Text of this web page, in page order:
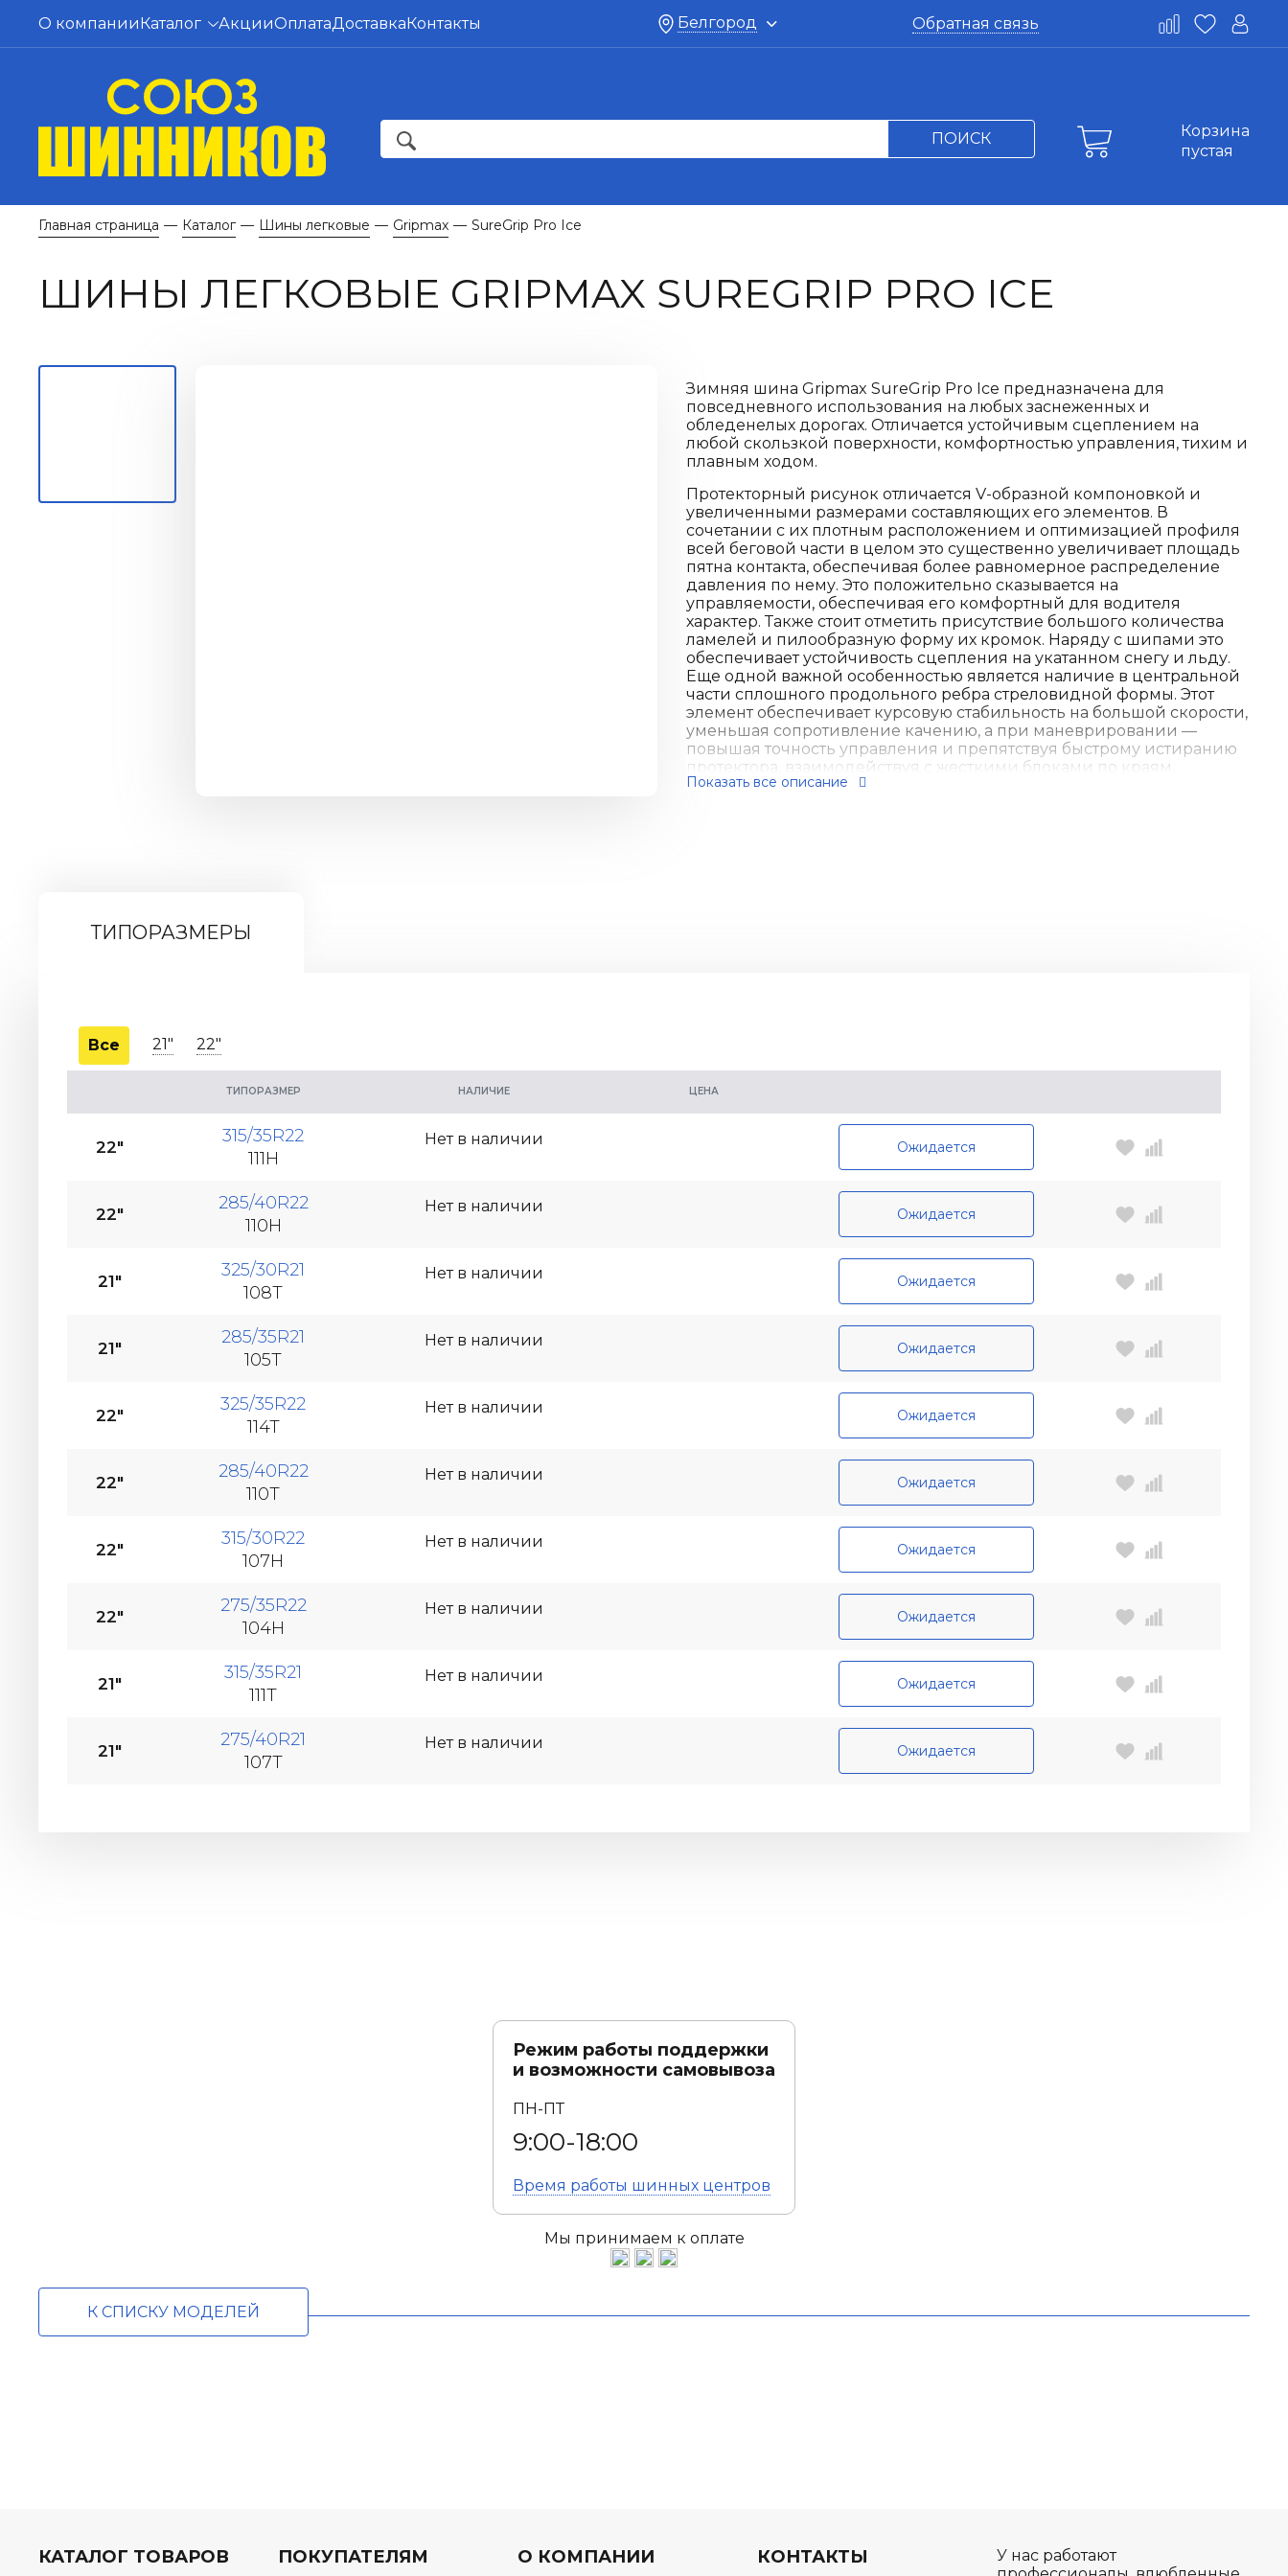
О компанииКаталог АкцииОплатаДоставкаКонтакты Белгород Обратная связь
ПОИСК
Корзина
пустая
Главная страница — Каталог — Шины легковые — Gripmax — SureGrip Pro Ice
ШИНЫ ЛЕГКОВЫЕ GRIPMAX SUREGRIP PRO ICE
Зимняя шина Gripmax SureGrip Pro Ice предназначена для
повседневного использования на любых заснеженных и
обледенелых дорогах. Отличается устойчивым сцеплением на
любой скользкой поверхности, комфортностью управления, тихим и
плавным ходом.
Протекторный рисунок отличается V-образной компоновкой и
увеличенными размерами составляющих его элементов. В
сочетании с их плотным расположением и оптимизацией профиля
всей беговой части в целом это существенно увеличивает площадь
пятна контакта, обеспечивая более равномерное распределение
давления по нему. Это положительно сказывается на
управляемости, обеспечивая его комфортный для водителя
характер. Также стоит отметить присутствие большого количества
ламелей и пилообразную форму их кромок. Наряду с шипами это
обеспечивает устойчивость сцепления на укатанном снегу и льду.
Еще одной важной особенностью является наличие в центральной
части сплошного продольного ребра стреловидной формы. Этот
элемент обеспечивает курсовую стабильность на большой скорости,
уменьшая сопротивление качению, а при маневрировании —
повышая точность управления и препятствуя быстрому истиранию
протектора, взаимодействуя с жесткими блоками по краям.
Показать все описание
ТИПОРАЗМЕРЫ
Все 21" 22"
ТИПОРАЗМЕР НАЛИЧИЕ ЦЕНА
22"
315/35R22
111H
Нет в наличии Ожидается
22"
285/40R22
110H
Нет в наличии Ожидается
21"
325/30R21
108T
Нет в наличии Ожидается
21"
285/35R21
105T
Нет в наличии Ожидается
22"
325/35R22
114T
Нет в наличии Ожидается
22"
285/40R22
110T
Нет в наличии Ожидается
22"
315/30R22
107H
Нет в наличии Ожидается
22"
275/35R22
104H
Нет в наличии Ожидается
21"
315/35R21
111T
Нет в наличии Ожидается
21"
275/40R21
107T
Нет в наличии Ожидается
Режим работы поддержки
и возможности самовывоза
ПН-ПТ
9:00-18:00
Время работы шинных центров
Мы принимаем к оплате
К СПИСКУ МОДЕЛЕЙ
КАТАЛОГ ТОВАРОВ ПОКУПАТЕЛЯМ О КОМПАНИИ
У нас работают
КОНТАКТЫ